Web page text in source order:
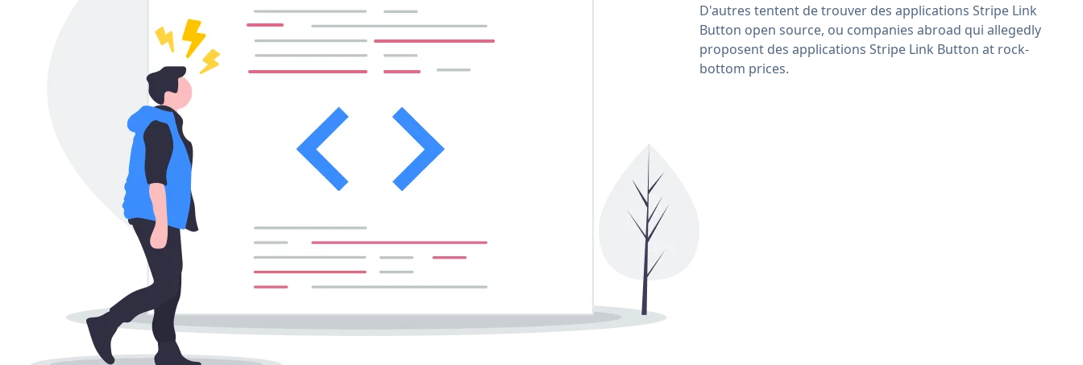
D'autres tentent de trouver des applications Stripe Link
Button open source, ou companies abroad qui allegedly
proposent des applications Stripe Link Button at rock-
bottom prices.